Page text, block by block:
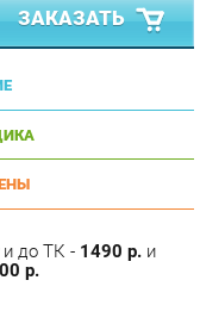
ТК -
р.
месяцев -